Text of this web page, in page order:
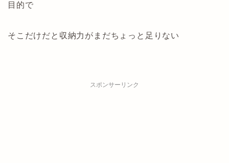
目的で
そこだけだと収納力がまだちょっと足りない
スポンサーリンク